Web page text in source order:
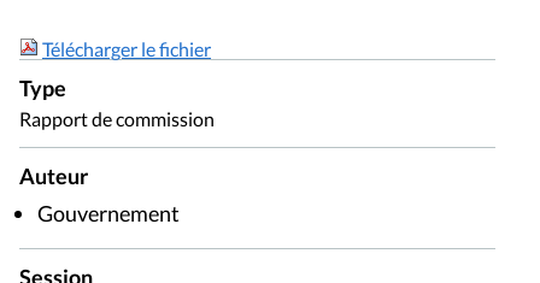
Télécharger le fichier
Type
Rapport de commission
Auteur
Gouvernement
Session